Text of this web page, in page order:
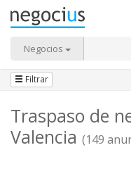
Negocios
Filtrar
Traspaso de
Valencia (149